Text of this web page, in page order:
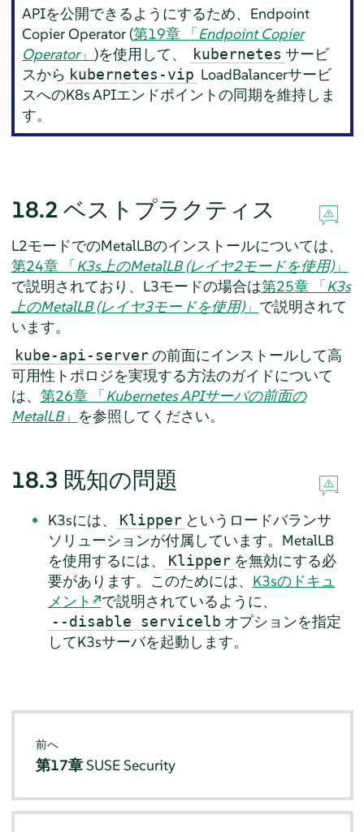
APIを公開できるようにするため、Endpoint
Copier Operator (第19章 「Endpoint Copier
Operator」)を使用して、 kubernetes サービ
スから kubernetes-vip LoadBalancerサービ
スへのK8s APIエンドポイントの同期を維持しま
す。
18.2 ベストプラクティス
L2モードでのMetalLBのインストールについては、
第24章 「K3s上のMetalLB (レイヤ2モードを使用)」
で説明されており、L3モードの場合は第25章 「K3s
上のMetalLB (レイヤ3モードを使用)」 で説明されて
います。
kube-api-server の前面にインストールして高
可用性トポロジを実現する方法のガイドについて
は、 第26章 「Kubernetes APIサーバの前面の
MetalLB」 を参照してください。
18.3 既知の問題
K3sには、 Klipper というロードバランサ
ソリューションが付属しています。MetalLB
を使用するには、
Klipper を無効にする必
要があります。このためには、 K3sのドキュ
メント
で説明されているように、
--disable servicelb オプションを指定
してK3sサーバを起動します。
前へ
第17章 SUSE Security